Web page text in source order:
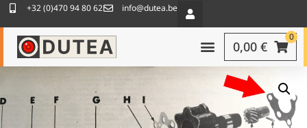
+32 (0)470 94 80 62 info@dutea.be
0
0,00 €